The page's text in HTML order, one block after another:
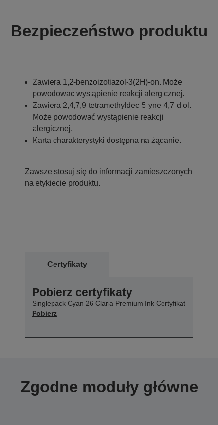
Bezpieczeństwo produktu
Zawiera 1,2-benzoizotiazol-3(2H)-on. Może
powodować wystąpienie reakcji alergicznej.
Zawiera 2,4,7,9-tetramethyldec-5-yne-4,7-diol.
Może powodować wystąpienie reakcji
alergicznej.
Karta charakterystyki dostępna na żądanie.
Zawsze stosuj się do informacji zamieszczonych
na etykiecie produktu.
Certyfikaty
Pobierz certyfikaty
Singlepack Cyan 26 Claria Premium Ink Certyfikat
Pobierz
Zgodne moduły główne